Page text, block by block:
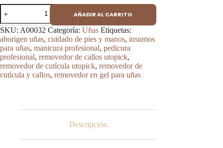
Removedor
de
Cutícula
y
Callos
en
Gel
UTOPICK
cantidad
AÑADIR AL CARRITO
SKU: A00032 Categoría: Uñas Etiquetas:
aborigen uñas, cuidado de pies y manos, insumos
para uñas, manicura profesional, pedicura
profesional, removedor de callos utopick,
removedor de cutícula utopick, removedor de
cutícula y callos, removedor en gel para uñas
Descripción